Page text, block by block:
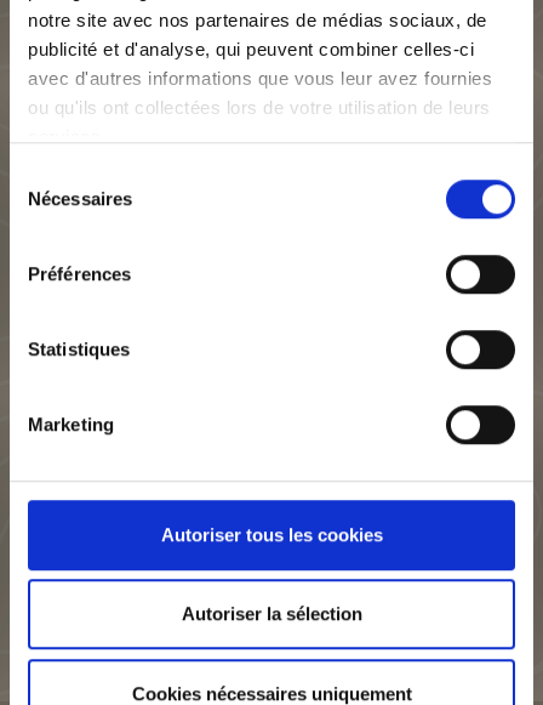
notre site avec nos partenaires de médias sociaux, de
publicité et d'analyse, qui peuvent combiner celles-ci
avec d'autres informations que vous leur avez fournies
ou qu'ils ont collectées lors de votre utilisation de leurs
Nécessaires
Préférences
Statistiques
Marketing
Autoriser tous les cookies
Autoriser la sélection
Cookies nécessaires uniquement
La Régie Simonneau, fondée en 1806, est la plus ancienne
A propos
Gestion locative
Faire gérer mon bien
Immobilier Lyon
SLCI groupe
SLCI Maisons Axial
SLCI Promotion